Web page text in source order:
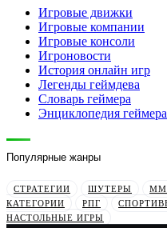
Игровые движки
Игровые компании
Игровые консоли
Игроновости
История онлайн игр
Легенды геймдева
Словарь геймера
Энциклопедия геймера
Популярные жанры
СТРАТЕГИИ ШУТЕРЫ
КАТЕГОРИИ
РПГ
НАСТОЛЬНЫЕ ИГРЫ